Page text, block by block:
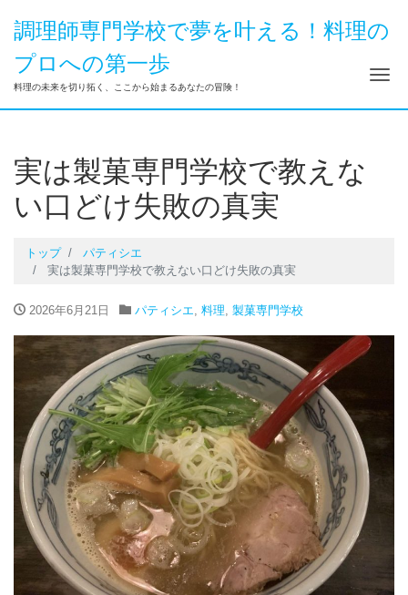
調理師専門学校で夢を叶える！料理の
プロへの第一歩
料理の未来を切り拓く、ここから始まるあなたの冒険！ ナ
実は製菓専門学校で教えな
い口どけ失敗の真実
トップ
パティシエ
実は製菓専門学校で教えない口どけ失敗の真実
2026年6月21日 パティシエ, 料理, 製菓専門学校